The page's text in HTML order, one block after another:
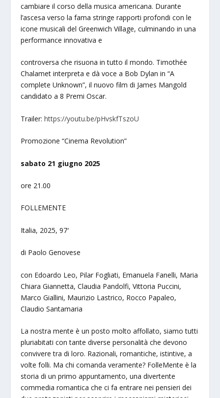
cambiare il corso della musica americana. Durante
l’ascesa verso la fama stringe rapporti profondi con le
icone musicali del Greenwich Village, culminando in una
performance innovativa e
controversa che risuona in tutto il mondo. Timothée
Chalamet interpreta e dà voce a Bob Dylan in “A
complete Unknown”, il nuovo film di James Mangold
candidato a 8 Premi Oscar.
Trailer:https://youtu.be/pHvskfTszoU
Promozione “Cinema Revolution”
sabato 21 giugno 2025
ore 21.00
FOLLEMENTE
Italia, 2025, 97′
di Paolo Genovese
con Edoardo Leo, Pilar Fogliati, Emanuela Fanelli, Maria
Chiara Giannetta, Claudia Pandolfi, Vittoria Puccini,
Marco Giallini, Maurizio Lastrico, Rocco Papaleo,
Claudio Santamaria
La nostra mente è un posto molto affollato, siamo tutti
pluriabitati con tante diverse personalità che devono
convivere tra di loro. Razionali, romantiche, istintive, a
volte folli. Ma chi comanda veramente? FolleMente è la
storia di un primo appuntamento, una divertente
commedia romantica che ci fa entrare nei pensieri dei